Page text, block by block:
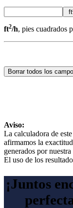
ft2/h, pies cuadrados
Aviso:
La calculadora de
afirmamos la
generados por
El uso de los
¡Juntos